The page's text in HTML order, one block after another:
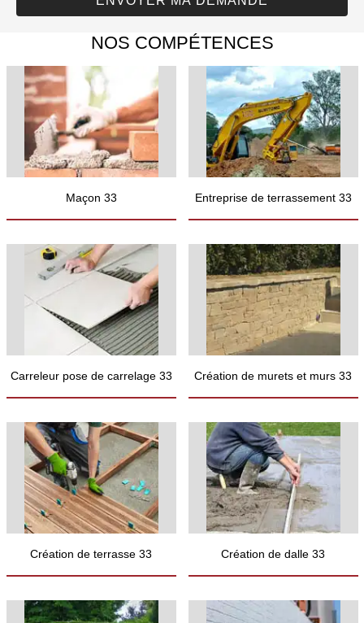
NOS COMPÉTENCES
Maçon 33 Entreprise de terrassement 33
Carreleur pose de carrelage 33 Création de murets et murs 33
Création de terrasse 33 Création de dalle 33